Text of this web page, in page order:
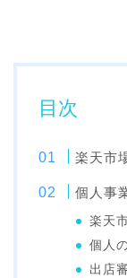
目次
楽天市
個人事
楽天
個人
出店